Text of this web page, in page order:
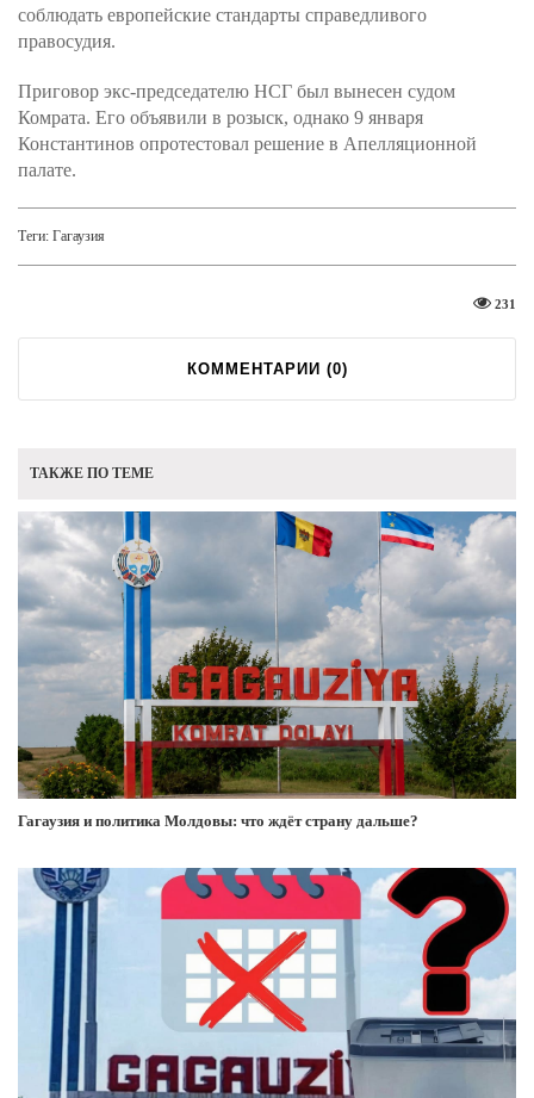
соблюдать европейские стандарты справедливого
правосудия.
Приговор экс-председателю НСГ был вынесен судом
Комрата. Его объявили в розыск, однако 9 января
Константинов опротестовал решение в Апелляционной
палате.
Теги: Гагаузия
231
КОММЕНТАРИИ (0)
ТАКЖЕ ПО ТЕМЕ
Гагаузия и политика Молдовы: что ждёт страну дальше?